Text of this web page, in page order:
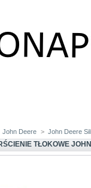
John Deere > John Deere
TŁOKOWE